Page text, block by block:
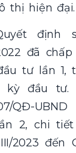
thị hiện đại.
định
đã
tư lần 1,
kỳ đầu tư.
QĐ-UBND
2, chi
2023 đến